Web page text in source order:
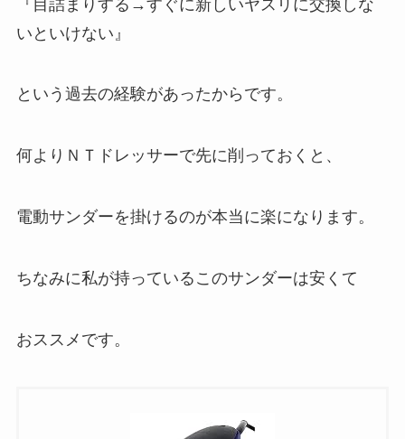
『目詰まりする→すぐに新しいヤスリに交換しな
いといけない』
という過去の経験があったからです。
何よりＮＴドレッサーで先に削っておくと、
電動サンダーを掛けるのが本当に楽になります。
ちなみに私が持っているこのサンダーは安くて
おススメです。